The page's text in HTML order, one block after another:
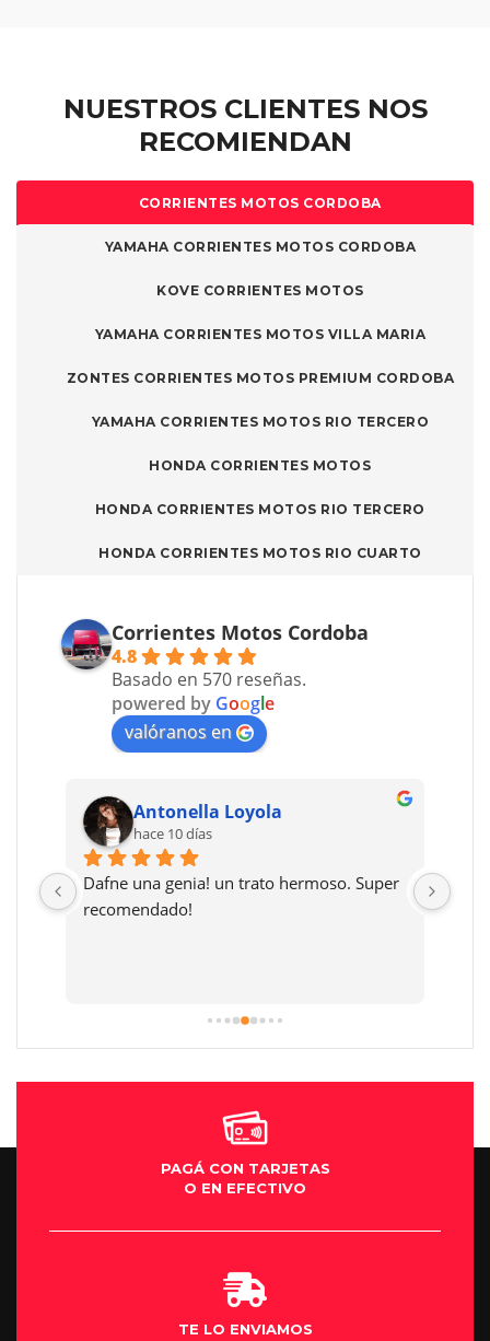
NUESTROS CLIENTES NOS
RECOMIENDAN
CORRIENTES MOTOS CORDOBA
YAMAHA CORRIENTES MOTOS CORDOBA
KOVE CORRIENTES MOTOS
YAMAHA CORRIENTES MOTOS VILLA MARIA
ZONTES CORRIENTES MOTOS PREMIUM CORDOBA
YAMAHA CORRIENTES MOTOS RIO TERCERO
HONDA CORRIENTES MOTOS
HONDA CORRIENTES MOTOS RIO TERCERO
HONDA CORRIENTES MOTOS RIO CUARTO
Corrientes Motos Cordoba
4.8
Basado en 570 reseñas.
powered by Google
valóranos en
Antonella Loyola
hace 10 días
Dafne una genia! un trato hermoso. Super
recomendado!
PAGÁ CON TARJETAS
O EN EFECTIVO
TE LO ENVIAMOS